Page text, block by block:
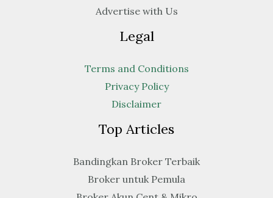
Advertise with Us
Legal
Terms and Conditions
Privacy Policy
Disclaimer
Top Articles
Bandingkan Broker Terbaik
Broker untuk Pemula